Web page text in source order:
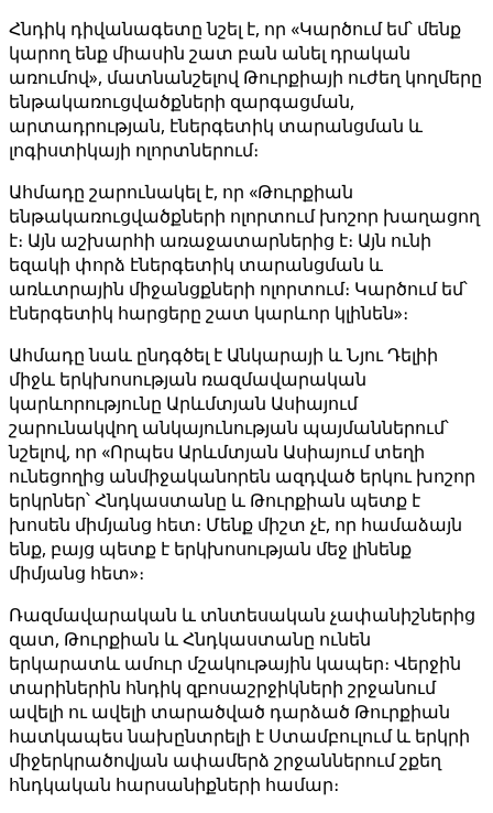
Հնդիկ դիվանագետը նշել է, որ «Կարծում եմ՝ մենք
կարող ենք միասին շատ բան անել դրական
առումով», մատնանշելով Թուրքիայի ուժեղ կողմերը
ենթակառուցվածքների զարգացման,
արտադրության, էներգետիկ տարանցման և
լոգիստիկայի ոլորտներում։
Ահմադը շարունակել է, որ «Թուրքիան
ենթակառուցվածքների ոլորտում խոշոր խաղացող
է։ Այն աշխարհի առաջատարներից է։ Այն ունի
եզակի փորձ էներգետիկ տարանցման և
առևտրային միջանցքների ոլորտում։ Կարծում եմ՝
էներգետիկ հարցերը շատ կարևոր կլինեն»։
Ահմադը նաև ընդգծել է Անկարայի և Նյու Դելիի
միջև երկխոսության ռազմավարական
կարևորությունը Արևմտյան Ասիայում
շարունակվող անկայունության պայմաններում՝
նշելով, որ «Որպես Արևմտյան Ասիայում տեղի
ունեցողից անմիջականորեն ազդված երկու խոշոր
երկրներ՝ Հնդկաստանը և Թուրքիան պետք է
խոսեն միմյանց հետ։ Մենք միշտ չէ, որ համաձայն
ենք, բայց պետք է երկխոսության մեջ լինենք
միմյանց հետ»։
Ռազմավարական և տնտեսական չափանիշներից
զատ, Թուրքիան և Հնդկաստանը ունեն
երկարատև ամուր մշակութային կապեր։ Վերջին
տարիներին հնդիկ զբոսաշրջիկների շրջանում
ավելի ու ավելի տարածված դարձած Թուրքիան
հատկապես նախընտրելի է Ստամբուլում և երկրի
միջերկրածովյան ափամերձ շրջաններում շքեղ
հնդկական հարսանիքների համար։